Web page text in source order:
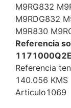
M9RG832
M9RDG832
M9R830
Referencia
Referencia
140.056 KMS
Articulo1069